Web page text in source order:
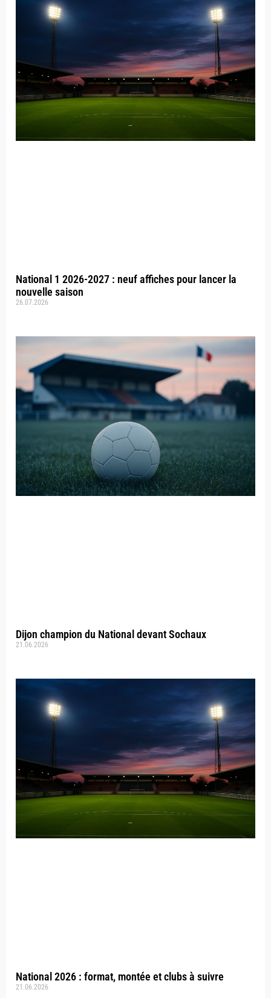
National 1 2026-2027 : neuf affiches pour lancer la
nouvelle saison
26.07.2026
Dijon champion du National devant Sochaux
21.06.2026
National 2026 : format, montée et clubs à suivre
21.06.2026